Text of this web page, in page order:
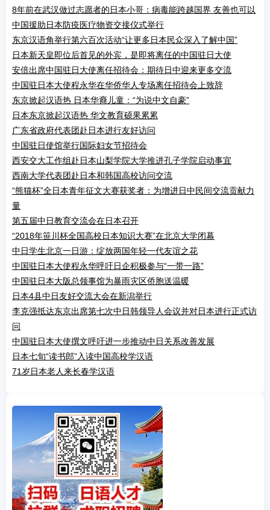
8年前在武汉做过志愿者的日本小哥：病毒能跨越国界 友善也可以
中国援助日本防疫医疗物资交接仪式举行
东京汉语角举行第六百次活动“让更多日本民众深入了解中国”
日本新天皇即位后首见的外宾，是即将离任的中国驻日大使
安倍出席中国驻日大使离任招待会：期待日中迎来更多交流
中国驻日本大使程永华在华侨华人专场离任招待会上致辞
东京掀起汉语热 日本华裔儿童：“为说中文自豪”
日本东京掀起汉语热 华文教育硕果累累
广东省政府代表团赴日本进行友好访问
中国驻日使馆举行国际妇女节招待会
西安交大工作组赴日本山梨学院大学推进孔子学院启动事宜
西南大学代表团赴日本和韩国高校访问交流
“熊猫杯”全日本青年征文大赛获奖者：为增进日中民间交流贡献力
量
第五届中日教育交流会在日本召开
“2018年笹川杯全国高校日本知识大赛”在北京大学闭幕
中日学生北京一日游：绽放两国年轻一代友谊之花
中国驻日本大使程永华呼吁日企积极参与“一带一路”
中国驻日本大阪总领事馆为暴雨灾区侨胞送温暖
日本4县中日友好交流大会在新潟举行
李克强抵达东京出席第七次中日韩领导人会议并对日本进行正式访
问
中国驻日本大使撰文呼吁进一步推动中日关系改善发展
日本七旬“读书郎”入读中国高校学汉语
71岁日本老人来长春学汉语